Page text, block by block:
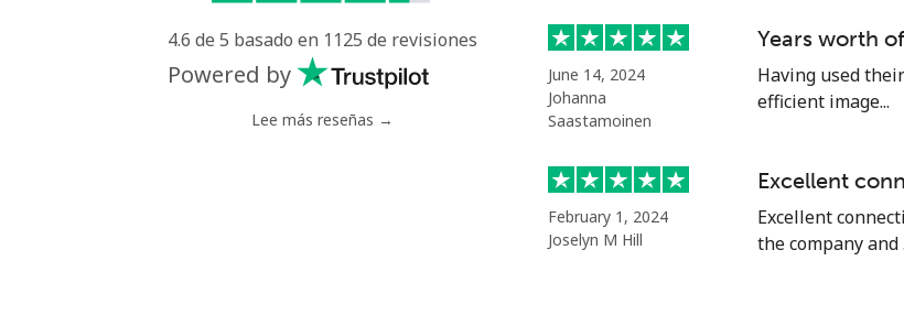
Iniciar Sesión
4.6 de 5 basado en 1125 de revisiones
Powered by
Lee más reseñas →
June 14, 2024
Johanna
Saastamoinen
Years worth
Having used
efficient image...
February 1, 2024
Joselyn M Hill
Excellent
Excellent
the company and